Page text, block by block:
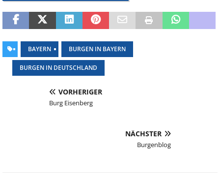
BAYERN BURGEN IN BAYERN
BURGEN IN DEUTSCHLAND
VORHERIGER
Burg Eisenberg
NÄCHSTER
Burgenblog